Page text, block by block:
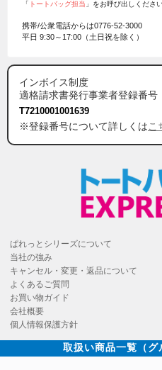
「 トートバッグ担当 」をお呼び出しください
携帯/公衆電話からは0776-52-3000
平日 9:30～17:00（土日祝を除く）
インボイス制度
適格請求書発行事業者登録番号
T7210001001639
※登録番号について詳しくはこ
ぱれっとシリーズについて
当社の強み
キャンセル・変更・返品について
よくあるご質問
お買い物ガイド
会社概要
個人情報保護方針
取扱い商品一覧（グ